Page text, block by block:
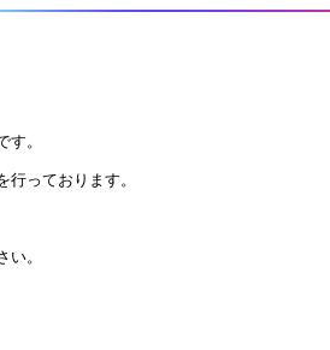
。
っております。
い。